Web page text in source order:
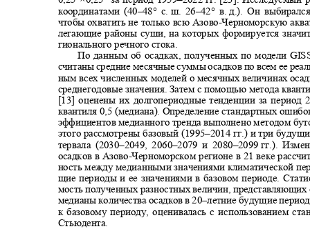
координатами (40–48° с. ш. 26–42° в. д.). Он
чтобы охватить не только всю Азово-Черноморскую
легающие районы суши, на которых формируется
гионального речного стока.
По данным об осадках, полученных по модели
считаны средние месячные суммы осадков по всем ее
ным всех численных моделей о месячных величинах
среднегодовые значения. Затем с помощью метода
[13] оценены их долгопериодные тенденции за период
квантиля 0,5 (медиана). Определение стандартных
эффициентов медианного тренда выполнено методом
этого рассмотрены базовый (1995–2014 гг.) и три
тервала (2030–2049, 2060–2079 и 2080–2099гг.).
осадков в Азово-Черноморском регионе в 21 веке
ность между медианными значениями климатической
щие периоды и ее значениями в базовом периоде.
мость полученных разностных величин,
медианы количества осадков в 20–летние будущие
к базовому периоду, оценивалась с использованием
Стьюдента.